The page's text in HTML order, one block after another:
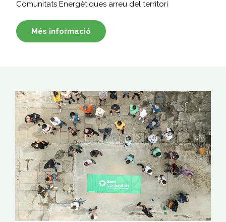
Comunitats Energètiques arreu del territori
Més informació